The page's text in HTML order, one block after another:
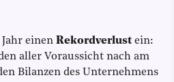
einen Rekordverlust ein:
aller Voraussicht nach am
Bilanzen des Unternehmens